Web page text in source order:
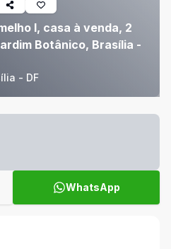
I, casa à venda, 2
Botânico, Brasília -
- DF
WhatsApp